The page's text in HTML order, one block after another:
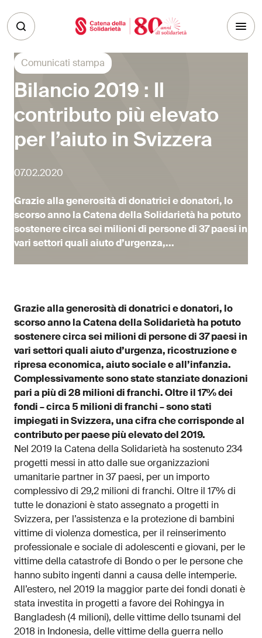
Comunicati stampa
Bilancio 2019 : Il
contributo più elevato
per l’aiuto in Svizzera
07.02.2020
Grazie alla generosità di donatrici e donatori, lo
scorso anno la Catena della Solidarietà ha potuto
sostenere circa sei milioni di persone di 37 paesi in
vari settori quali aiuto d’urgenza,...
Grazie alla generosità di donatrici e donatori, lo
scorso anno la Catena della Solidarietà ha potuto
sostenere circa sei milioni di persone di 37 paesi in
vari settori quali aiuto d’urgenza, ricostruzione e
ripresa economica, aiuto sociale e all’infanzia.
Complessivamente sono state stanziate donazioni
pari a più di 28 milioni di franchi. Oltre il 17% dei
fondi – circa 5 milioni di franchi – sono stati
impiegati in Svizzera, una cifra che corrisponde al
contributo per paese più elevato del 2019.
Nel 2019 la Catena della Solidarietà ha sostenuto 234
progetti messi in atto dalle sue organizzazioni
umanitarie partner in 37 paesi, per un importo
complessivo di 29,2 milioni di franchi. Oltre il 17% di
tutte le donazioni è stato assegnato a progetti in
Svizzera, per l’assistenza e la protezione di bambini
vittime di violenza domestica, per il reinserimento
professionale e sociale di adolescenti e giovani, per le
vittime della catastrofe di Bondo o per le persone che
hanno subito ingenti danni a causa delle intemperie.
All’estero, nel 2019 la maggior parte dei fondi donati è
stata investita in progetti a favore dei Rohingya in
Bangladesh (4 milioni), delle vittime dello tsunami del
2018 in Indonesia, delle vittime della guerra nello